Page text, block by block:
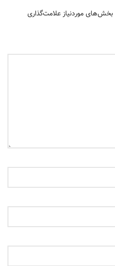
بخش‌های موردنیاز علامت‌گذاری